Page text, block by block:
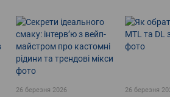
26 березня 2026 26 березня